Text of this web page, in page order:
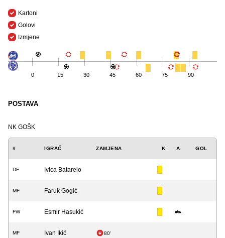
Kartoni
Golovi
Izmjene
0 15 30 45 60 75 90
POSTAVA
NK GOŠK
# IGRAČ ZAMJENA K A GOL
DF Ivica Batarelo
MF Faruk Gogić
FW Esmir Hasukić
MF Ivan Ikić 80'